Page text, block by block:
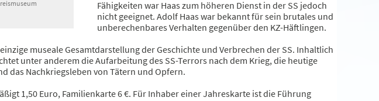
Fähigkeiten war Haas zum höheren Dienst in der SS jedoch
nicht geeignet. Adolf Haas war bekannt für sein brutales und
unberechenbares Verhalten gegenüber den KZ-Häftlingen.
museale Gesamtdarstellung der Geschichte und Verbrechen der SS. Inhaltlich
unter anderem die Aufarbeitung des SS-Terrors nach dem Krieg, die heutige
das Nachkriegsleben von Tätern und Opfern.
1,50 Euro, Familienkarte 6 €. Für Inhaber einer Jahreskarte ist die Führung